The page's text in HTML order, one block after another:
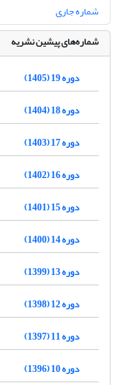
شماره جاری
شماره‌های پیشین نشریه
دوره 19 (1405)
دوره 18 (1404)
دوره 17 (1403)
دوره 16 (1402)
دوره 15 (1401)
دوره 14 (1400)
دوره 13 (1399)
دوره 12 (1398)
دوره 11 (1397)
دوره 10 (1396)